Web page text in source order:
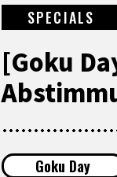
SPECIALS
[Goku
Goku Day